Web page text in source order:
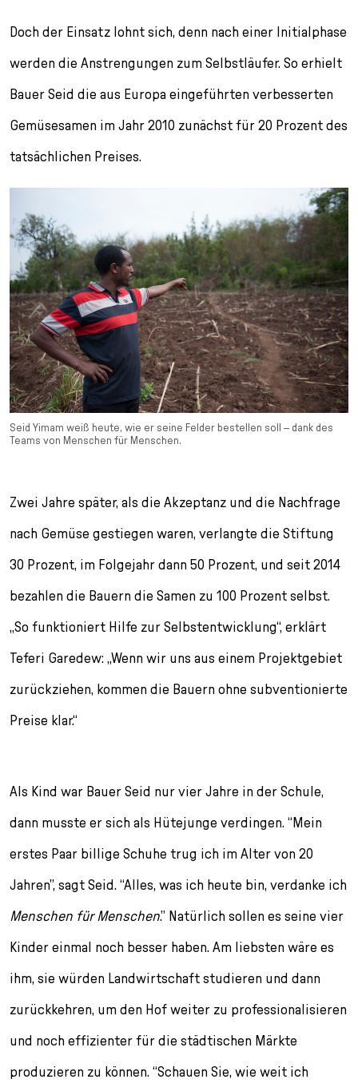
Doch der Einsatz lohnt sich, denn nach einer Initialphase
werden die Anstrengungen zum Selbstläufer. So erhielt
Bauer Seid die aus Europa eingeführten verbesserten
Gemüsesamen im Jahr 2010 zunächst für 20 Prozent des
tatsächlichen Preises.
Seid Yimam weiß heute, wie er seine Felder bestellen soll – dank des
Teams von Menschen für Menschen.
Zwei Jahre später, als die Akzeptanz und die Nach­frage
nach Gemüse gestiegen waren, verlangte die Stiftung
30 Prozent, im Folgejahr dann 50 Prozent, und seit 2014
bezahlen die Bauern die Samen zu 100 Prozent selbst.
„So funktioniert Hilfe zur Selbstentwicklung“, erklärt
Teferi Garedew: „Wenn wir uns aus einem Projektgebiet
zurückziehen, kom­men die Bauern ohne subventionierte
Preise klar.“
Als Kind war Bauer Seid nur vier Jahre in der Schule,
dann musste er sich als Hütejunge verdingen. “Mein
erstes Paar billige Schuhe trug ich im Alter von 20
Jahren”, sagt Seid. “Alles, was ich heute bin, verdanke ich
Menschen für Menschen.” Natürlich sollen es seine vier
Kinder einmal noch besser haben. Am liebsten wäre es
ihm, sie würden Landwirtschaft studieren und dann
zurückkehren, um den Hof weiter zu professionalisieren
und noch effizienter für die städtischen Märkte
produzieren zu können. “Schauen Sie, wie weit ich